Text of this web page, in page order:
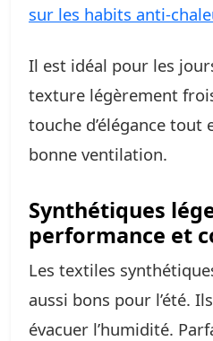
sur les habits anti-
Il est idéal pour les
texture légèrement
touche d’élégance tout
bonne ventilation.
Synthétiques
performance et
Les textiles
aussi bons pour l’été.
évacuer l’humidité.